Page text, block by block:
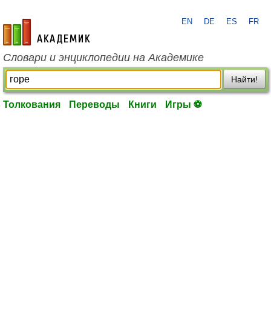
academic.ru
EN DE ES FR
Словари и энциклопедии на Академике
Найти!
Толкования Переводы Книги Игры ⚽